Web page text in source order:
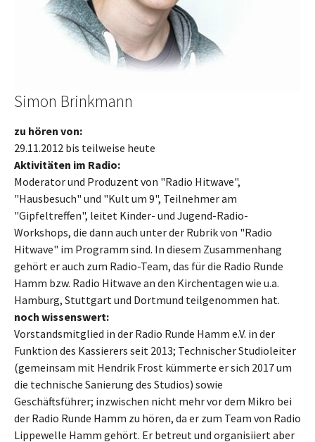
Simon Brinkmann
zu hören von:
29.11.2012 bis teilweise heute
Aktivitäten im Radio:
Moderator und Produzent von "Radio Hitwave",
"Hausbesuch" und "Kult um 9", Teilnehmer am
"Gipfeltreffen", leitet Kinder- und Jugend-Radio-
Workshops, die dann auch unter der Rubrik von "Radio
Hitwave" im Programm sind. In diesem Zusammenhang
gehört er auch zum Radio-Team, das für die Radio Runde
Hamm bzw. Radio Hitwave an den Kirchentagen wie u.a.
Hamburg, Stuttgart und Dortmund teilgenommen hat.
noch wissenswert:
Vorstandsmitglied in der Radio Runde Hamm e.V. in der
Funktion des Kassierers seit 2013; Technischer Studioleiter
(gemeinsam mit Hendrik Frost kümmerte er sich 2017 um
die technische Sanierung des Studios) sowie
Geschäftsführer; inzwischen nicht mehr vor dem Mikro bei
der Radio Runde Hamm zu hören, da er zum Team von Radio
Lippewelle Hamm gehört. Er betreut und organisiiert aber